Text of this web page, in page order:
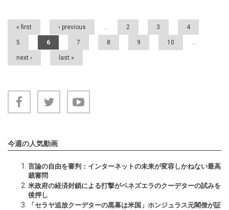
Pages
« first ‹ previous … 2 3 4
5 6 7 8 9 10 …
next › last »
今週の人気動画
言論の自由を審判：インターネットの未来が変容しかねない最高
裁審問
米政府の経済封鎖による打撃がベネズエラのクーデターの試みを
後押し
「セラヤ追放クーデターの黒幕は米国」ホンジュラス元閣僚が証